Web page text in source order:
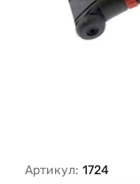
Артикул: 1724